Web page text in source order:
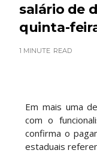
salário de
quinta-
1 MINUTE READ
Em mais uma
com o
confirma o
estaduais